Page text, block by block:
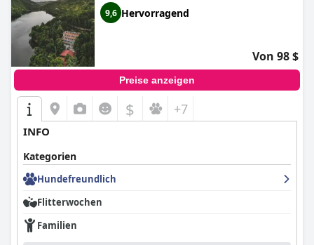
9,6 Hervorragend
Von 98 $
Preise anzeigen
$ +7
INFO
Kategorien
Hundefreundlich
Flitterwochen
Familien